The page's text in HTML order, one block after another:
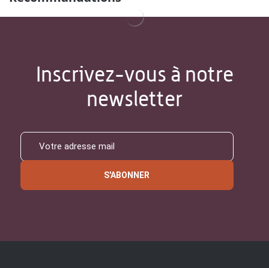
Inscrivez-vous à notre
newsletter
S'ABONNER